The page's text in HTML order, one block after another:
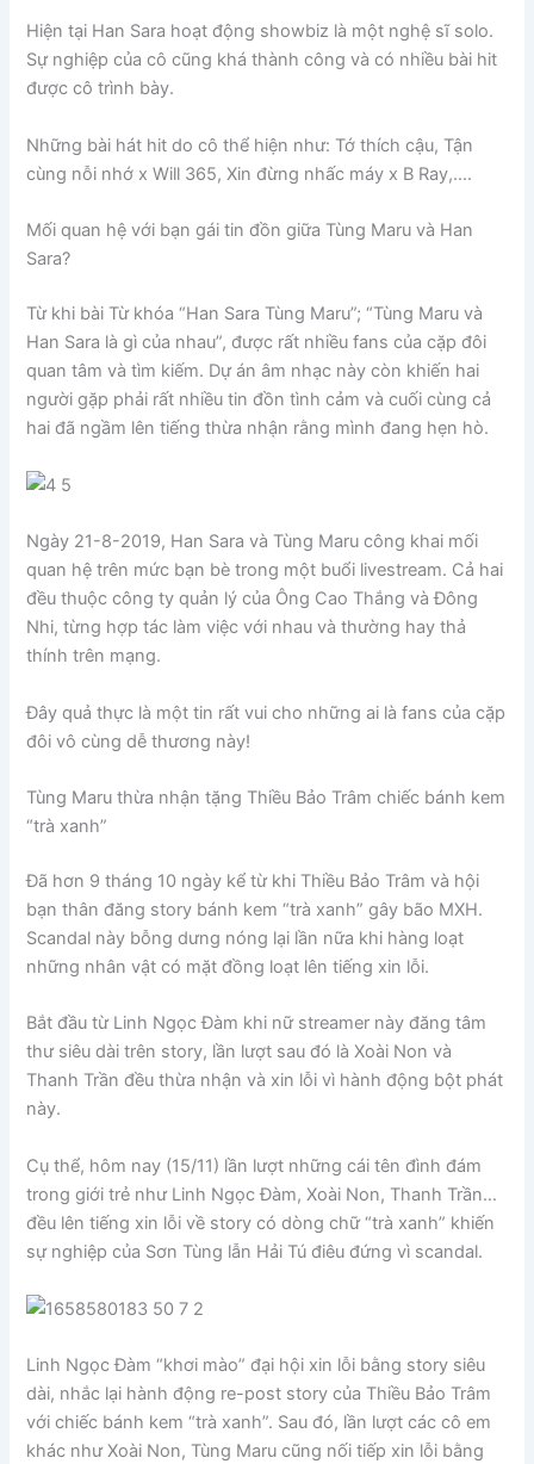
Hiện tại Han Sara hoạt động showbiz là một nghệ sĩ solo.
Sự nghiệp của cô cũng khá thành công và có nhiều bài hit
được cô trình bày.
Những bài hát hit do cô thể hiện như: Tớ thích cậu, Tận
cùng nỗi nhớ x Will 365, Xin đừng nhấc máy x B Ray,….
Mối quan hệ với bạn gái tin đồn giữa Tùng Maru và Han
Sara?
Từ khi bài Từ khóa “Han Sara Tùng Maru”; “Tùng Maru và
Han Sara là gì của nhau”, được rất nhiều fans của cặp đôi
quan tâm và tìm kiếm. Dự án âm nhạc này còn khiến hai
người gặp phải rất nhiều tin đồn tình cảm và cuối cùng cả
hai đã ngầm lên tiếng thừa nhận rằng mình đang hẹn hò.
Ngày 21-8-2019, Han Sara và Tùng Maru công khai mối
quan hệ trên mức bạn bè trong một buổi livestream. Cả hai
đều thuộc công ty quản lý của Ông Cao Thắng và Đông
Nhi, từng hợp tác làm việc với nhau và thường hay thả
thính trên mạng.
Đây quả thực là một tin rất vui cho những ai là fans của cặp
đôi vô cùng dễ thương này!
Tùng Maru thừa nhận tặng Thiều Bảo Trâm chiếc bánh kem
“trà xanh”
Đã hơn 9 tháng 10 ngày kể từ khi Thiều Bảo Trâm và hội
bạn thân đăng story bánh kem “trà xanh” gây bão MXH.
Scandal này bỗng dưng nóng lại lần nữa khi hàng loạt
những nhân vật có mặt đồng loạt lên tiếng xin lỗi.
Bắt đầu từ Linh Ngọc Đàm khi nữ streamer này đăng tâm
thư siêu dài trên story, lần lượt sau đó là Xoài Non và
Thanh Trần đều thừa nhận và xin lỗi vì hành động bột phát
này.
Cụ thể, hôm nay (15/11) lần lượt những cái tên đình đám
trong giới trẻ như Linh Ngọc Đàm, Xoài Non, Thanh Trần…
đều lên tiếng xin lỗi về story có dòng chữ “trà xanh” khiến
sự nghiệp của Sơn Tùng lẫn Hải Tú điêu đứng vì scandal.
Linh Ngọc Đàm “khơi mào” đại hội xin lỗi bằng story siêu
dài, nhắc lại hành động re-post story của Thiều Bảo Trâm
với chiếc bánh kem “trà xanh”. Sau đó, lần lượt các cô em
khác như Xoài Non, Tùng Maru cũng nối tiếp xin lỗi bằng